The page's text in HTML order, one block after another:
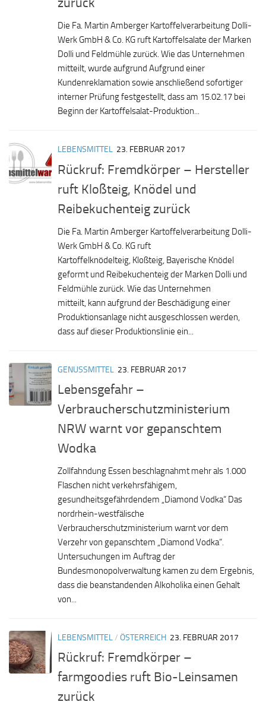
Die Fa. Martin Amberger Kartoffelverarbeitung Dolli-
Werk GmbH & Co. KG ruft Kartoffelsalate der Marken
Dolli und Feldmühle zurück. Wie das Unternehmen
mitteilt, wurde aufgrund Aufgrund einer
Kundenreklamation sowie anschließend sofortiger
interner Prüfung festgestellt, dass am 15.02.17 bei
Beginn der Kartoffelsalat-Produktion...
LEBENSMITTEL 23. FEBRUAR 2017
Rückruf: Fremdkörper – Hersteller
ruft Kloßteig, Knödel und
Reibekuchenteig zurück
Die Fa. Martin Amberger Kartoffelverarbeitung Dolli-
Werk GmbH & Co. KG ruft
Kartoffelknödelteig, Kloßteig, Bayerische Knödel
geformt und Reibekuchenteig der Marken Dolli und
Feldmühle zurück. Wie das Unternehmen
mitteilt, kann aufgrund der Beschädigung einer
Produktionsanlage nicht ausgeschlossen werden,
dass auf dieser Produktionslinie ein...
GENUSSMITTEL 23. FEBRUAR 2017
Lebensgefahr –
Verbraucherschutzministerium
NRW warnt vor gepanschtem
Wodka
Zollfahndung Essen beschlagnahmt mehr als 1.000
Flaschen nicht verkehrsfähigem,
gesundheitsgefährdendem „Diamond Vodka“ Das
nordrhein-westfälische
Verbraucherschutzministerium warnt vor dem
Verzehr von gepanschtem „Diamond Vodka“.
Untersuchungen im Auftrag der
Bundesmonopolverwaltung kamen zu dem Ergebnis,
dass die beanstandenden Alkoholika einen Gehalt
von...
LEBENSMITTEL/ ÖSTERREICH 23. FEBRUAR 2017
Rückruf: Fremdkörper –
farmgoodies ruft Bio-Leinsamen
zurück